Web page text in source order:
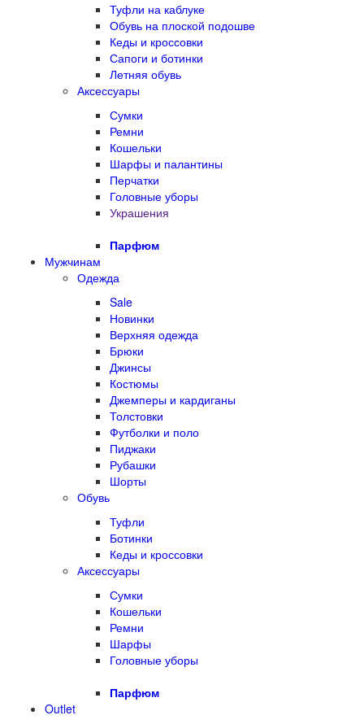
Туфли на каблуке
Обувь на плоской подошве
Кеды и кроссовки
Сапоги и ботинки
Летняя обувь
Аксессуары
Сумки
Ремни
Кошельки
Шарфы и палантины
Перчатки
Головные уборы
Украшения
Парфюм
Мужчинам
Одежда
Sale
Новинки
Верхняя одежда
Брюки
Джинсы
Костюмы
Джемперы и кардиганы
Толстовки
Футболки и поло
Пиджаки
Рубашки
Шорты
Обувь
Туфли
Ботинки
Кеды и кроссовки
Аксессуары
Сумки
Кошельки
Ремни
Шарфы
Головные уборы
Парфюм
Outlet